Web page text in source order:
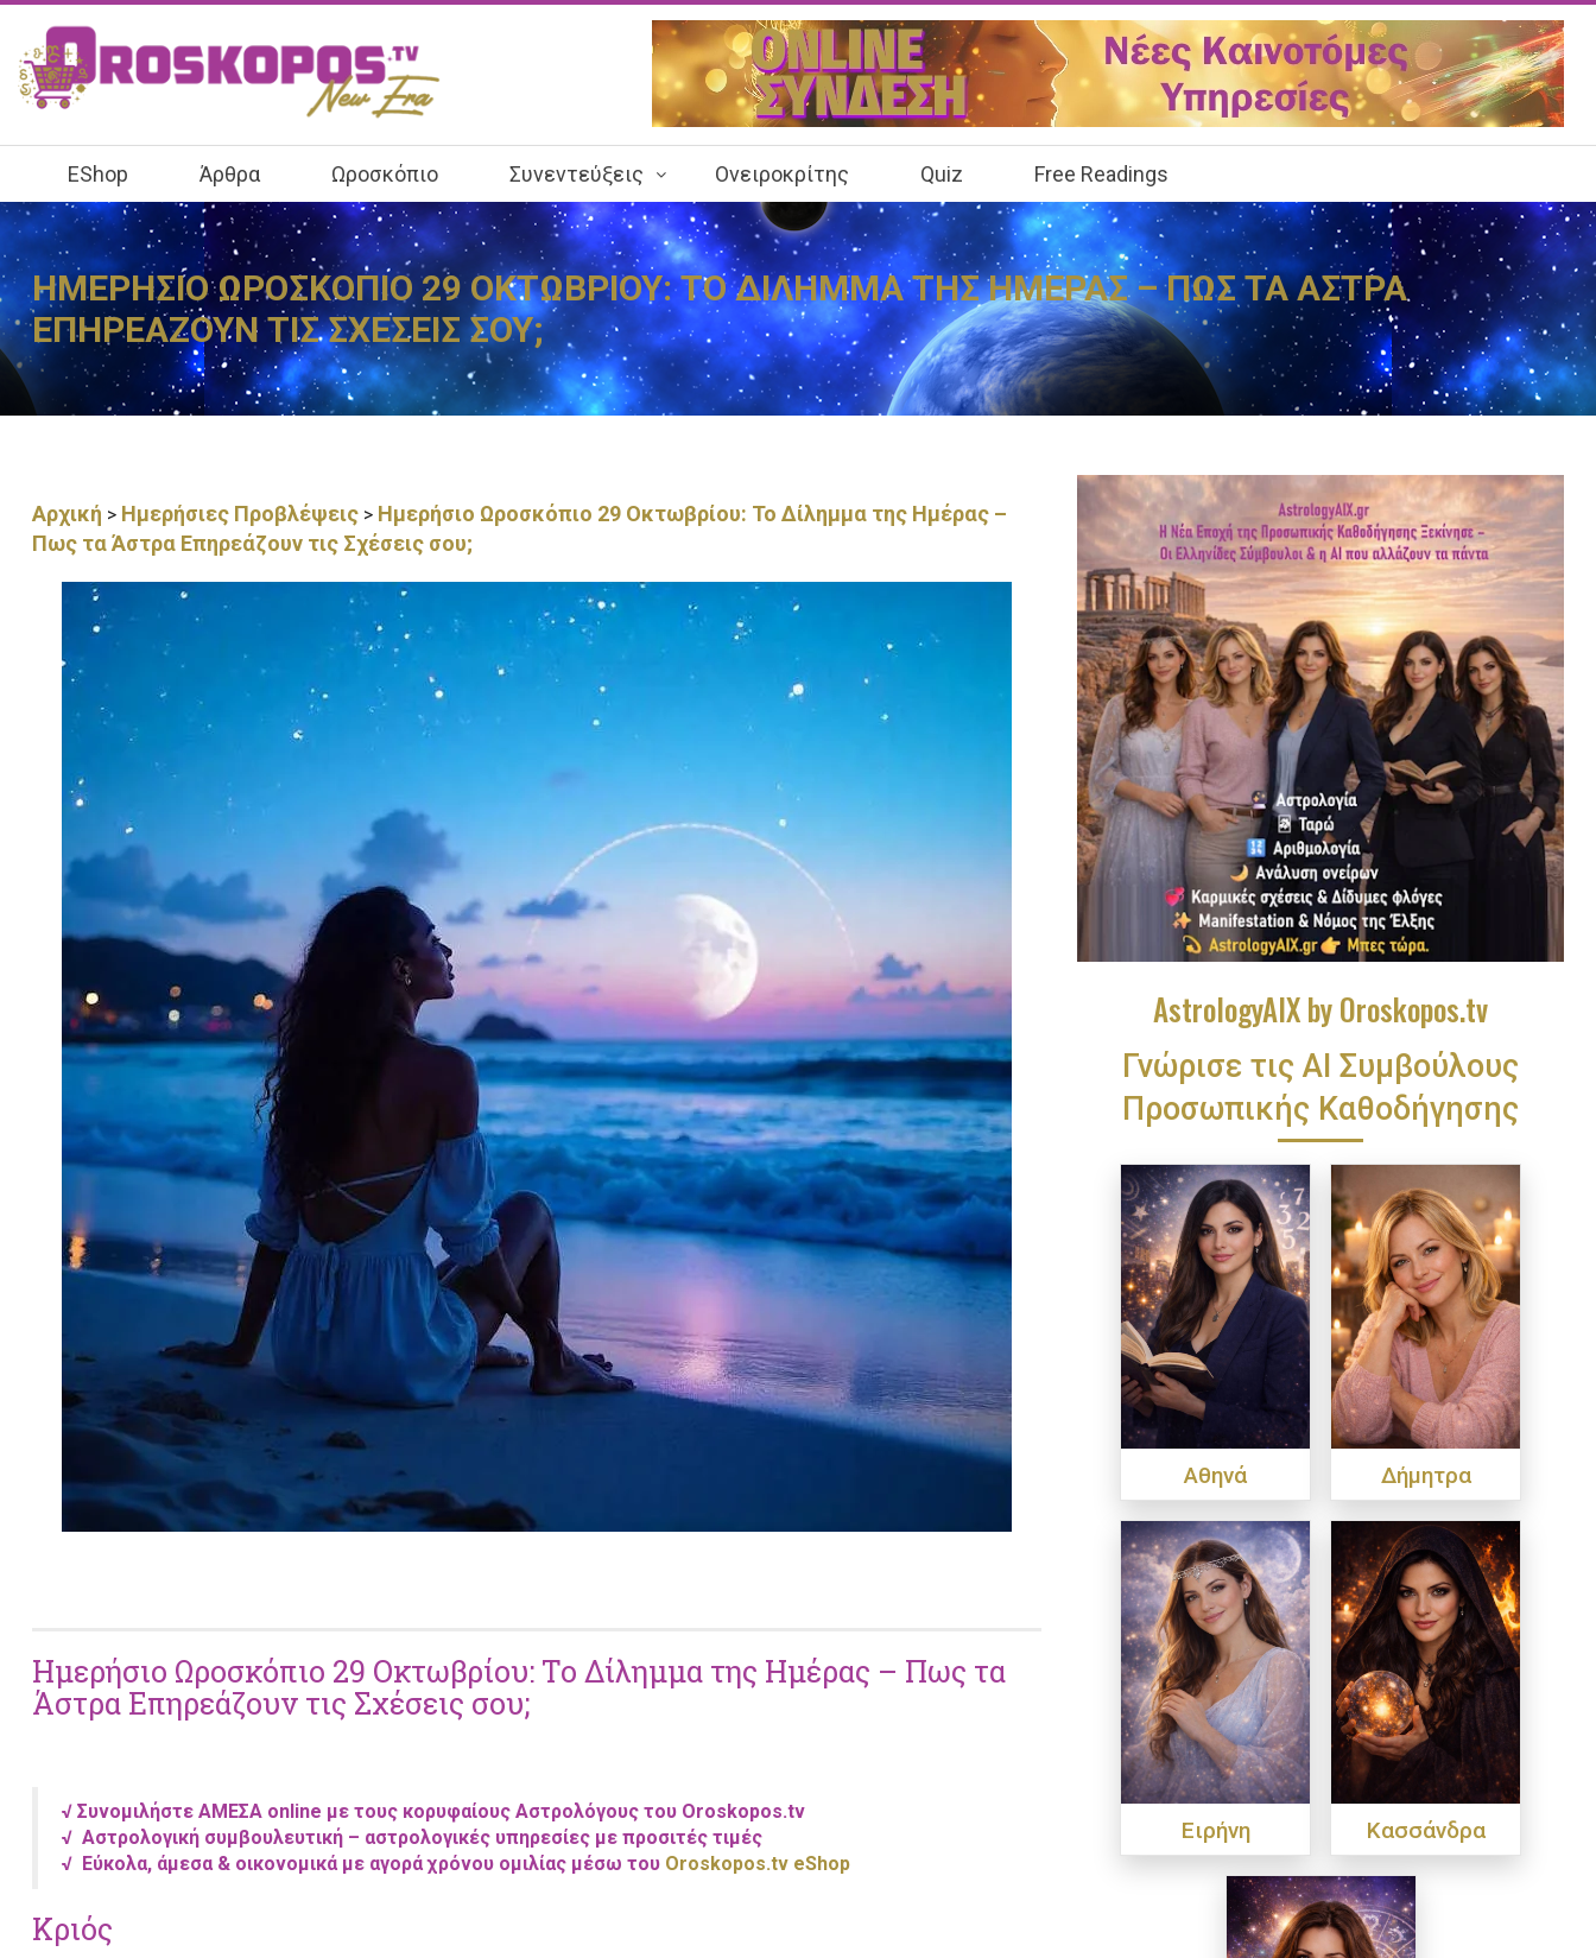
EShop Άρθρα Ωροσκόπιο Συνεντεύξεις Ονειροκρίτης Quiz Free Readings
ΗΜΕΡΗΣΙΟ ΩΡΟΣΚΟΠΙΟ 29 ΟΚΤΩΒΡΙΟΥ: ΤΟ ΔΙΛΗΜΜΑ ΤΗΣ ΗΜΕΡΑΣ – ΠΩΣ ΤΑ ΑΣΤΡΑ
ΕΠΗΡΕΑΖΟΥΝ ΤΙΣ ΣΧΕΣΕΙΣ ΣΟΥ;
Αρχική > Ημερήσιες Προβλέψεις > Ημερήσιο Ωροσκόπιο 29 Οκτωβρίου: Το Δίλημμα της Ημέρας –
Πως τα Άστρα Επηρεάζουν τις Σχέσεις σου;
Ημερήσιο Ωροσκόπιο 29 Οκτωβρίου: Το Δίλημμα της Ημέρας – Πως τα
Άστρα Επηρεάζουν τις Σχέσεις σου;
√ Συνομιλήστε ΑΜΕΣΑ online με τους κορυφαίους Αστρολόγους του Oroskopos.tv
√ Αστρολογική συμβουλευτική – αστρολογικές υπηρεσίες με προσιτές τιμές
√ Εύκολα, άμεσα & οικονομικά με αγορά χρόνου ομιλίας μέσω του Oroskopos.tv eShop
Κριός
AstrologyAIX by Oroskopos.tv
Γνώρισε τις ΑΙ Συμβούλους
Προσωπικής Καθοδήγησης
Αθηνά Δήμητρα
Ειρήνη Κασσάνδρα